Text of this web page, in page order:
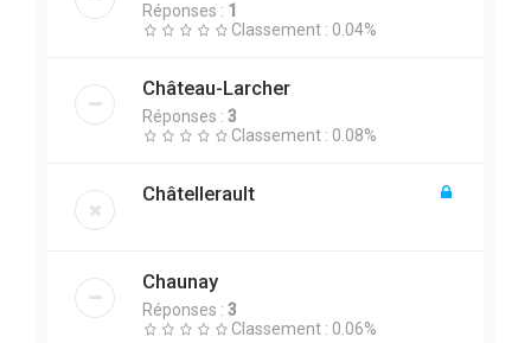
Réponses : 1
Classement : 0.04%
Château-Larcher
Réponses : 3
Classement : 0.08%
Châtellerault
Chaunay
Réponses : 3
Classement : 0.06%